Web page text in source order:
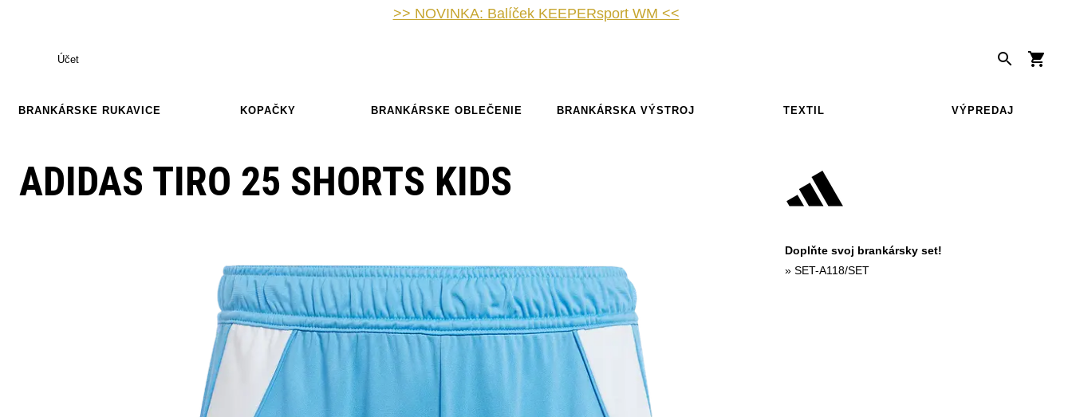
>> NOVINKA: Balíček KEEPERsport WM <<
Účet
BRANKÁRSKE RUKAVICE KOPAČKY BRANKÁRSKE OBLEČENIE BRANKÁRSKA VÝSTROJ TEXTIL VÝPREDAJ
ADIDAS TIRO 25 SHORTS KIDS
Doplňte svoj brankársky set!
» SET-A118/SET